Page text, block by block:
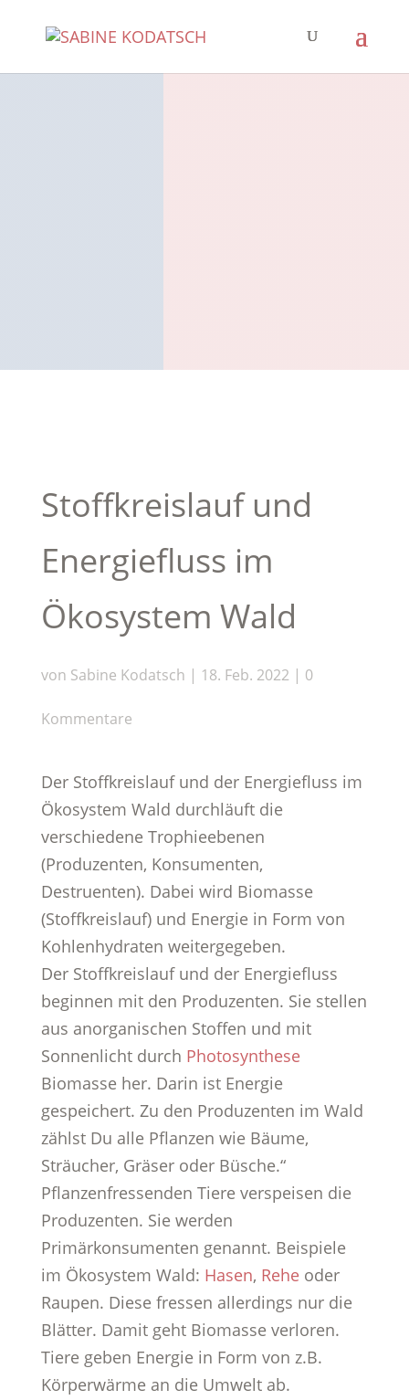
Stoffkreislauf und
Energiefluss im
Ökosystem Wald
von Sabine Kodatsch | 18. Feb. 2022 | 0
Kommentare
Der Stoffkreislauf und der Energiefluss im
Ökosystem Wald durchläuft die
verschiedene Trophieebenen
(Produzenten, Konsumenten,
Destruenten). Dabei wird Biomasse
(Stoffkreislauf) und Energie in Form von
Kohlenhydraten weitergegeben.
Der Stoffkreislauf und der Energiefluss
beginnen mit den Produzenten. Sie stellen
aus anorganischen Stoffen und mit
Sonnenlicht durch Photosynthese
Biomasse her. Darin ist Energie
gespeichert. Zu den Produzenten im Wald
zählst Du alle Pflanzen wie Bäume,
Sträucher, Gräser oder Büsche.“
Pflanzenfressenden Tiere verspeisen die
Produzenten. Sie werden
Primärkonsumenten genannt. Beispiele
im Ökosystem Wald: Hasen, Reheoder
Raupen. Diese fressen allerdings nur die
Blätter. Damit geht Biomasse verloren.
Tiere geben Energie in Form von z.B.
Körperwärme an die Umwelt ab.